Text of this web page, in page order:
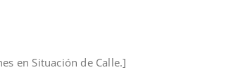
en Situación de Calle.]